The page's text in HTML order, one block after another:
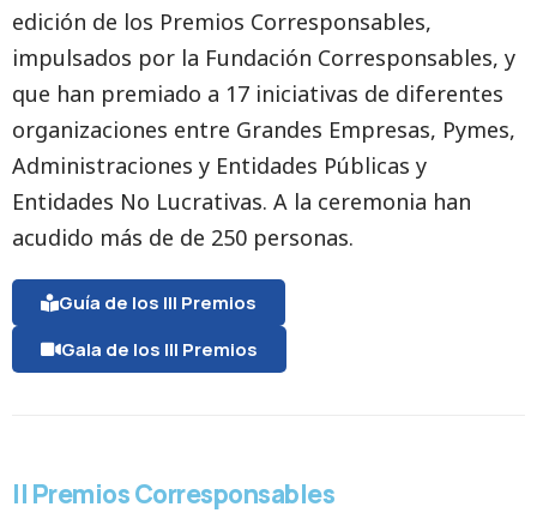
edición de los Premios Corresponsables,
impulsados por la Fundación Corresponsables, y
que han premiado a 17 iniciativas de diferentes
organizaciones entre Grandes Empresas, Pymes,
Administraciones y Entidades Públicas y
Entidades No Lucrativas. A la ceremonia han
acudido más de de 250 personas.
Guía de los III Premios
Gala de los III Premios
II Premios Corresponsables